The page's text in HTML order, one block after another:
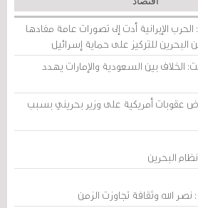
الإيرانية أدت إلى تصورات عامة مفادها
البحرين للتركيز على حماية إسرائيل
الخلاف بين السعودية والإمارات يهدد
عقوبات أمريكية على وزير بحريني بسبب
البحرين
الله وثقافة تجاوزت الزمن